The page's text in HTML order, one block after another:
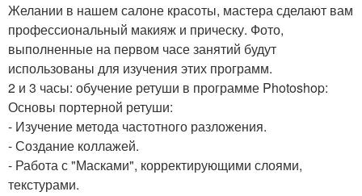
Желании в нашем салоне красоты, мастера сделают вам
профессиональный макияж и прическу. Фото,
выполненные на первом часе занятий будут
использованы для изучения этих программ.
2 и 3 часы: обучение ретуши в программе Photoshop:
Основы портерной ретуши:
- Изучение метода частотного разложения.
- Создание коллажей.
- Работа с "Масками", корректирующими слоями,
текстурами.